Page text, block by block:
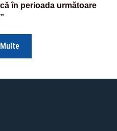
în perioada următoare